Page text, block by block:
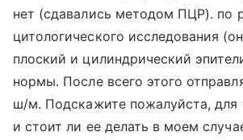
нет (сдавались методом ПЦР). по
цитологического исследования
плоский и цилиндрический
нормы. После всего этого
ш/м. Подскажите пожалуйста, для
и стоит ли ее делать в моем